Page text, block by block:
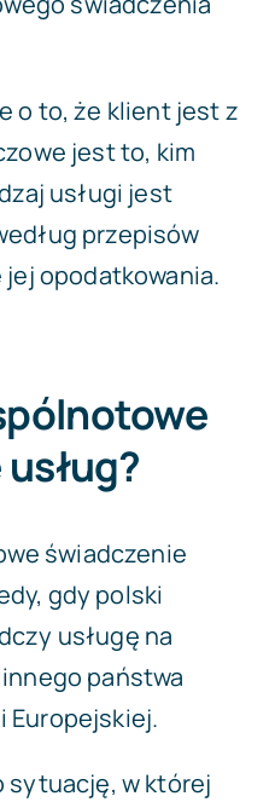
o to, że klient jest z
jest to, kim
usługi jest
przepisów
opodatkowania.
świadczenie
gdy polski
usługę na
państwa
Europejskiej.
sytuację, w której